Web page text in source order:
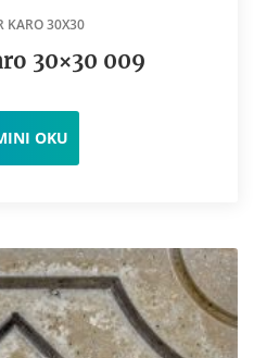
KARO 30X30
30×30 009
OKU